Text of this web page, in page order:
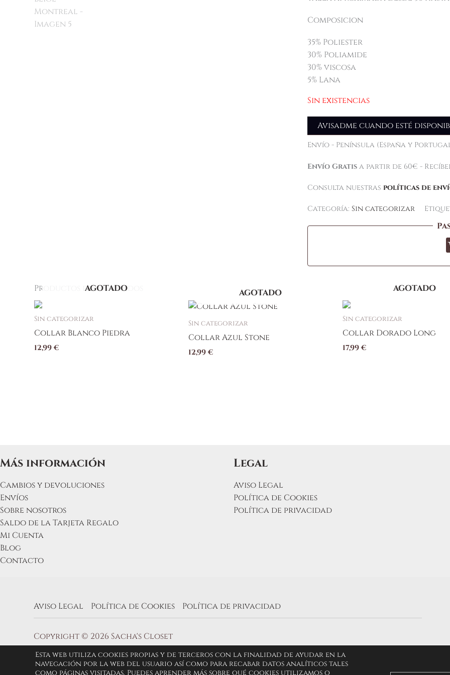
Composicion
35% Poliester
30% Poliamide
30% viscosa
5% Lana
Sin existencias
Avisadme cuando esté
Envío - Península (España y
Envío Gratisa partir de 60€ -
Consulta nuestras políticas de
Categoría: Sin categorizar
Productos relacionados
AGOTADO
Sin categorizar
Collar Blanco Piedra
12,99€
AGOTADO
Sin categorizar
Collar Azul Stone
12,99€
AGOTADO
Sin categorizar
Collar Dorado Long
17,99€
Más información
Cambios y devoluciones
Envíos
Sobre nosotros
Saldo de la Tarjeta Regalo
Mi Cuenta
Blog
Contacto
Legal
Aviso Legal
Política de Cookies
Política de privacidad
Aviso Legal Política de Cookies Política de privacidad
Copyright © 2026 Sacha's Closet
Esta web utiliza cookies propias y de terceros con la finalidad de ayudar en la
navegación por la web del usuario así como para recabar datos analíticos tales
como páginas visitadas. Puedes aprender más sobre qué cookies utilizamos o